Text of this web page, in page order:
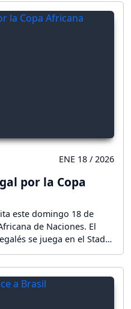
ENE 18 / 2026
por la Copa
este domingo 18 de
de Naciones. El
se juega en el Stade
14:00 horas (19:00